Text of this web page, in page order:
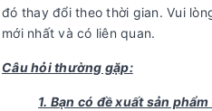
đó thay đổi theo thời gian. Vui
mới nhất và có liên quan.
Câu hỏi thường gặp:
1. Bạn có đề xuất sản